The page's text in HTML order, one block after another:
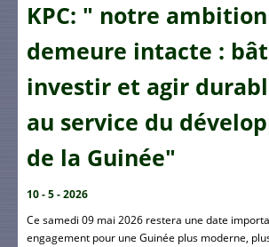
KPC: " notre ambition
demeure intacte :
investir et agir
au service du
de la Guinée"
10 - 5 - 2026
Ce samedi 09 mai 2026 restera une date
engagement pour une Guinée plus moderne,